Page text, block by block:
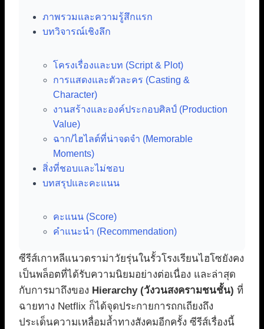
ภาพรวมและความรู้สึกแรก
บทวิจารณ์เชิงลึก
โครงเรื่องและบท (Script & Plot)
การแสดงและตัวละคร (Casting &
Character)
งานสร้างและองค์ประกอบศิลป์ (Production
Value)
ฉาก/ไฮไลต์ที่น่าจดจำ (Memorable
Moments)
สิ่งที่ชอบและไม่ชอบ
บทสรุปและคะแนน
คะแนน (Score)
คำแนะนำ (Recommendation)
ซีรีส์เกาหลีแนวดราม่าวัยรุ่นในรั้วโรงเรียนไฮโซยังคง
เป็นพล็อตที่ได้รับความนิยมอย่างต่อเนื่อง และล่าสุด
กับการมาถึงของ Hierarchy (วังวนสงครามชนชั้น) ที่
ฉายทาง Netflix ก็ได้จุดประกายการถกเถียงถึง
ประเด็นความเหลื่อมล้ำทางสังคมอีกครั้ง ซีรีส์เรื่องนี้